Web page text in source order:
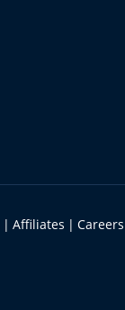
Affiliates Careers